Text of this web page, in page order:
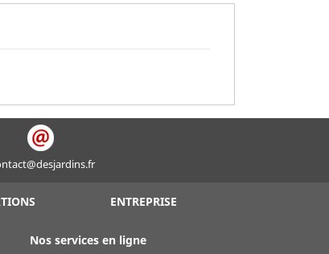
ENTREPRISE
Nos services en ligne